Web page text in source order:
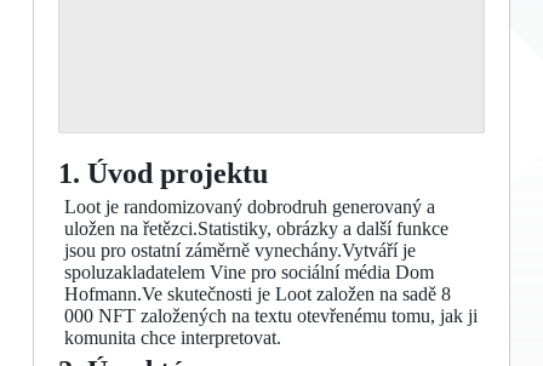
1. Úvod projektu
Loot je randomizovaný dobrodruh generovaný a
uložen na řetězci.Statistiky, obrázky a další funkce
jsou pro ostatní záměrně vynechány.Vytváří je
spoluzakladatelem Vine pro sociální média Dom
Hofmann.Ve skutečnosti je Loot založen na sadě 8
000 NFT založených na textu otevřenému tomu, jak ji
komunita chce interpretovat.